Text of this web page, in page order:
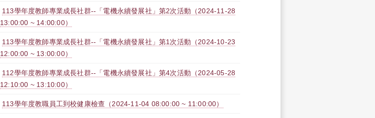
113學年度教師專業成長社群--「電機永續發展社」第2次活動（2024-11-28
13:00:00 ~ 14:00:00）
113學年度教師專業成長社群--「電機永續發展社」第1次活動（2024-10-23
12:00:00 ~ 13:00:00）
112學年度教師專業成長社群--「電機永續發展社」第4次活動（2024-05-28
12:10:00 ~ 13:10:00）
113學年度教職員工到校健康檢查（2024-11-04 08:00:00 ~ 11:00:00）